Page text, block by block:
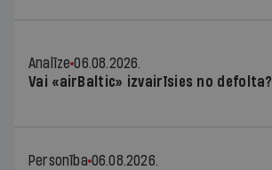
Analīze 06.08.2026.
Vai «airBaltic» izvairīsies no defolta?
Personība 06.08.2026.